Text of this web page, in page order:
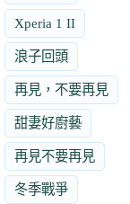
Xperia 1 II
浪子回頭
再見，不要再見
甜妻好廚藝
再見不要再見
冬季戰爭